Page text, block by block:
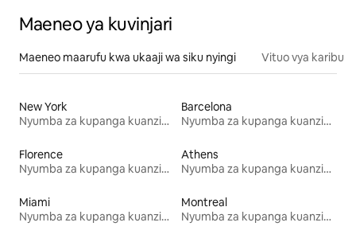
Maeneo ya kuvinjari
Maeneo maarufu kwa ukaaji wa siku nyingi Vituo vya karibu
New York
Nyumba za kupanga kuanzia mwezi mmoja
Barcelona
Nyumba za kupanga kuanzia mwezi mmoja
Florence
Nyumba za kupanga kuanzia mwezi mmoja
Athens
Nyumba za kupanga kuanzia mwezi mmoja
Miami
Nyumba za kupanga kuanzia mwezi mmoja
Montreal
Nyumba za kupanga kuanzia mwezi mmoja